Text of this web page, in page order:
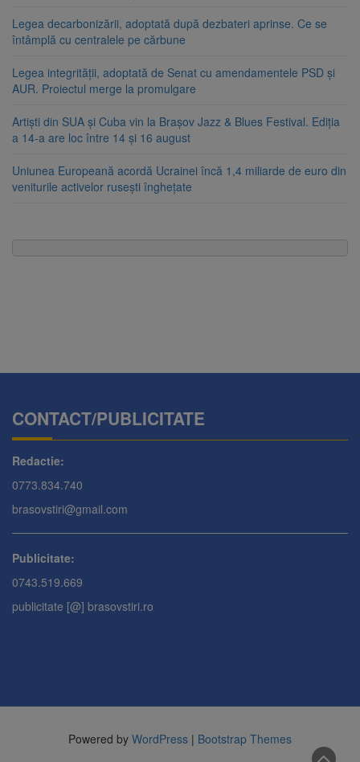
Legea decarbonizării, adoptată după dezbateri aprinse. Ce se
întâmplă cu centralele pe cărbune
Legea integrității, adoptată de Senat cu amendamentele PSD și
AUR. Proiectul merge la promulgare
Artiști din SUA și Cuba vin la Brașov Jazz & Blues Festival. Ediția
a 14-a are loc între 14 și 16 august
Uniunea Europeană acordă Ucrainei încă 1,4 miliarde de euro din
veniturile activelor rusești înghețate
CONTACT/PUBLICITATE
Redactie:
0773.834.740
brasovstiri@gmail.com
Publicitate:
0743.519.669
publicitate [@] brasovstiri.ro
Powered by WordPress | Bootstrap Themes